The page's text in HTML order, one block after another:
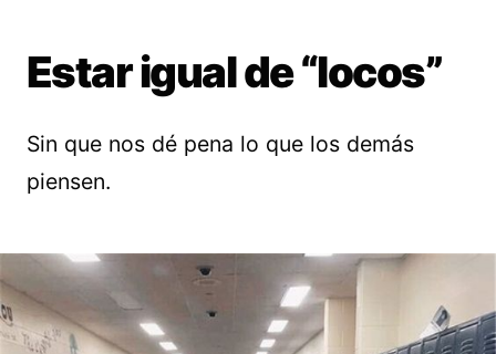
Estar igual de “locos”
Sin que nos dé pena lo que los demás
piensen.